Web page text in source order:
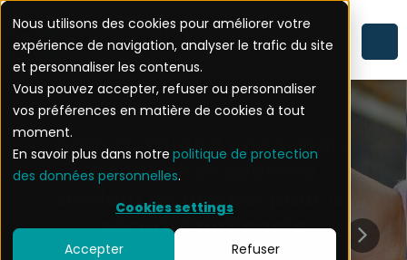
Nous utilisons des cookies pour améliorer votre
expérience de navigation, analyser le trafic du site
et personnaliser les contenus.
Vous pouvez accepter, refuser ou personnaliser
vos préférences en matière de cookies à tout
moment.
En savoir plus dans notre politique de protection
des données personnelles.
Cookies settings
Accepter Refuser
Strava : Quand une simple
application sportive
devient un danger pour la
sécurité nationale